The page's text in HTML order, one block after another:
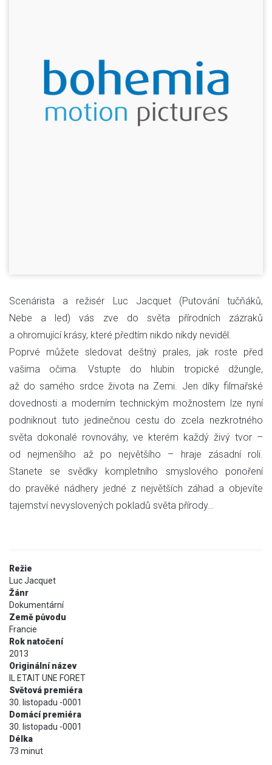
Scenárista a režisér Luc Jacquet (Putování tučňáků,
Nebe a led) vás zve do světa přírodních zázraků
a ohromující krásy, které předtím nikdo nikdy neviděl.
Poprvé můžete sledovat deštný prales, jak roste před
vašima očima. Vstupte do hlubin tropické džungle,
až do samého srdce života na Zemi. Jen díky filmařské
dovednosti a moderním technickým možnostem lze nyní
podniknout tuto jedinečnou cestu do zcela nezkrotného
světa dokonalé rovnováhy, ve kterém každý živý tvor –
od nejmenšího až po největšího – hraje zásadní roli.
Stanete se svědky kompletního smyslového ponoření
do pravěké nádhery jedné z největších záhad a objevíte
tajemství nevyslovených pokladů světa přírody…
Režie
Luc Jacquet
Žánr
Dokumentární
Země původu
Francie
Rok natočení
2013
Originální název
IL ETAIT UNE FORET
Světová premiéra
30. listopadu -0001
Domácí premiéra
30. listopadu -0001
Délka
73 minut